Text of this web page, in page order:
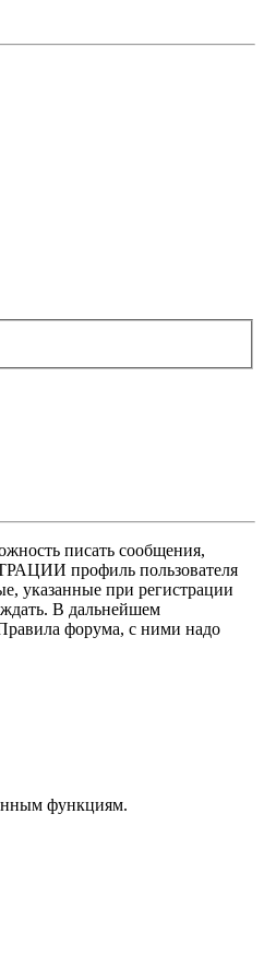
писать сообщения,
профиль пользователя
указанные при регистрации
В дальнейшем
форума, с ними надо
функциям.